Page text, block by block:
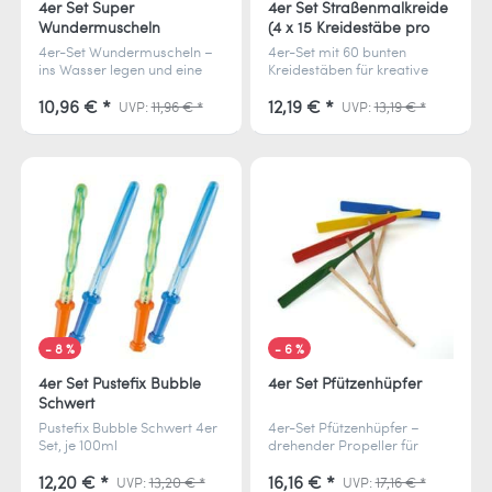
4er Set Super
Wundermuscheln
4er-Set Wundermuscheln –
ins Wasser legen und eine
entfaltet sich. Für Salz- &
Süßwasser geeignet.
10,96 € * UVP:11,96 € *
4er Set Straßenmalkreide
(4 x 15 Kreidestäbe pro
Packung)
4er-Set mit 60 bunten
Kreidestäben für kreative
Kinder, Spiele und bunte
Malereien auf Asphalt.
12,19 € * UVP:13,19 € *
- 8 %
4er Set Pustefix Bubble
Schwert
Pustefix Bubble Schwert 4er
Set, je 100ml
erzeugt mit schwungvollen
12,20 € * UVP:13,20 € *
- 6 %
4er Set Pfützenhüpfer
4er-Set Pfützenhüpfer –
drehender Propeller für
hoch und schwebt sanft
16,16 € * UVP:17,16 € *